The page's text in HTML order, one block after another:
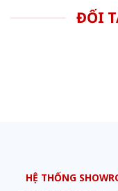
ĐỐI
HỆ THỐNG